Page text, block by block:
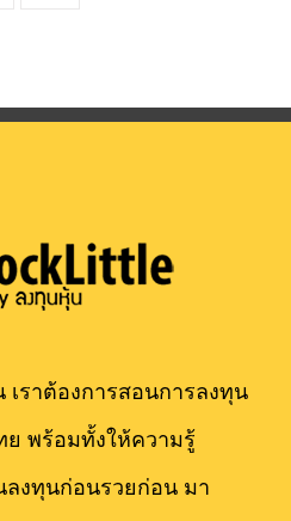
เราต้องการสอนการลงทุน
พร้อมทั้งให้ความรู้
ลงทุนก่อนรวยก่อน มา